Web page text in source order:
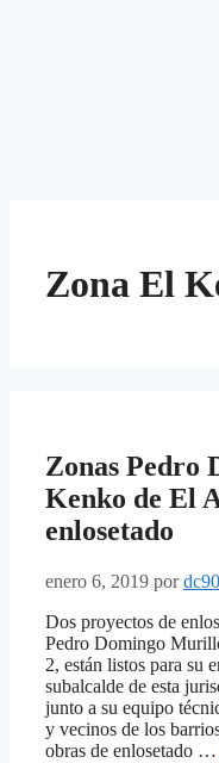
Zona El
Zonas Pedro
Kenko de El
enlosetado
enero 6, 2019 por
Dos proyectos de
Pedro Domingo
2, están listos para su
subalcalde de esta
junto a su equipo
y vecinos de los
obras de enlosetado …